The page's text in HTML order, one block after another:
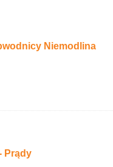
Niemodlina
Prądy